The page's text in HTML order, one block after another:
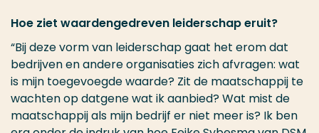
Hoe ziet waardengedreven leiderschap eruit?
“Bij deze vorm van leiderschap gaat het erom dat
bedrijven en andere organisaties zich afvragen: wat
is mijn toegevoegde waarde? Zit de maatschappij te
wachten op datgene wat ik aanbied? Wat mist de
maatschappij als mijn bedrijf er niet meer is? Ik ben